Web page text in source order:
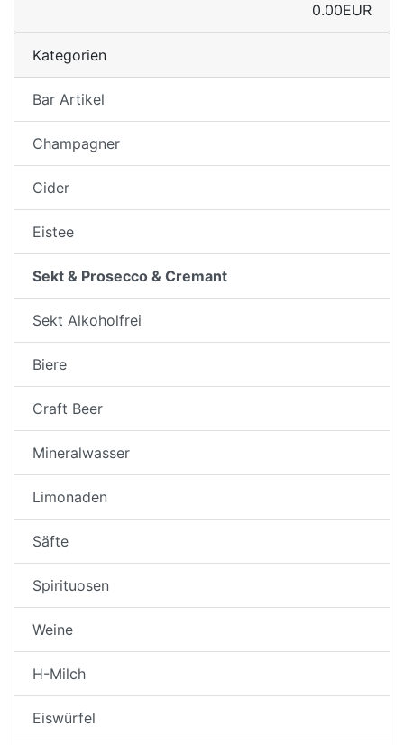
0.00EUR
Kategorien
Bar Artikel
Champagner
Cider
Eistee
Sekt & Prosecco & Cremant
Sekt Alkoholfrei
Biere
Craft Beer
Mineralwasser
Limonaden
Säfte
Spirituosen
Weine
H-Milch
Eiswürfel